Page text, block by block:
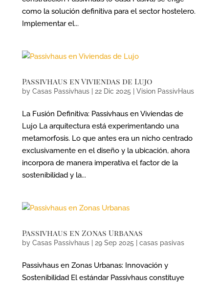
como la solución definitiva para el sector hostelero.
Implementar el...
Passivhaus en Viviendas de Lujo
by Casas Passivhaus| 22 Dic 2025 Vision PassivHaus
La Fusión Definitiva: Passivhaus en Viviendas de
Lujo La arquitectura está experimentando una
metamorfosis. Lo que antes era un nicho centrado
exclusivamente en el diseño y la ubicación, ahora
incorpora de manera imperativa el factor de la
sostenibilidad y la...
Passivhaus en Zonas Urbanas
by Casas Passivhaus| 29 Sep 2025 casas pasivas
Passivhaus en Zonas Urbanas: Innovación y
Sostenibilidad El estándar Passivhaus constituye